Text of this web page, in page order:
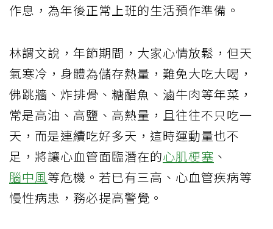
作息，為年後正常上班的生活預作準備。
林謂文說，年節期間，大家心情放鬆，但天
氣寒冷，身體為儲存熱量，難免大吃大喝，
佛跳牆、炸排骨、糖醋魚、滷牛肉等年菜，
常是高油、高鹽、高熱量，且往往不只吃一
天，而是連續吃好多天，這時運動量也不
足，將讓心血管面臨潛在的心肌梗塞 、
腦中風等危機。若已有三高、心血管疾病等
慢性病患，務必提高警覺。